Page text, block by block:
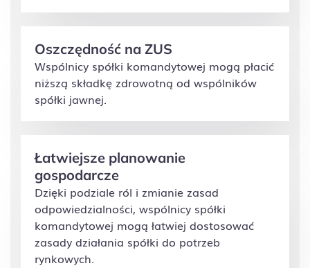
Oszczędność na ZUS
Wspólnicy spółki komandytowej mogą płacić
niższą składkę zdrowotną od wspólników
spółki jawnej.
Łatwiejsze planowanie
gospodarcze
Dzięki podziale ról i zmianie zasad
odpowiedzialności, wspólnicy spółki
komandytowej mogą łatwiej dostosować
zasady działania spółki do potrzeb
rynkowych.